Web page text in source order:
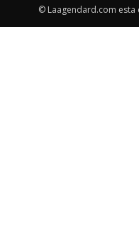
© Laagendard.com esta